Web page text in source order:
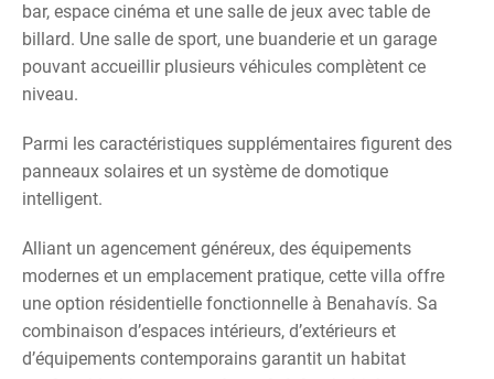
bar, espace cinéma et une salle de jeux avec table de
billard. Une salle de sport, une buanderie et un garage
pouvant accueillir plusieurs véhicules complètent ce
niveau.
Parmi les caractéristiques supplémentaires figurent des
panneaux solaires et un système de domotique
intelligent.
Alliant un agencement généreux, des équipements
modernes et un emplacement pratique, cette villa offre
une option résidentielle fonctionnelle à Benahavís. Sa
combinaison d’espaces intérieurs, d’extérieurs et
d’équipements contemporains garantit un habitat